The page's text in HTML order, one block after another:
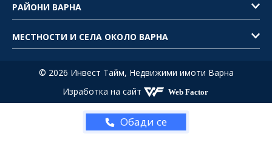
РАЙОНИ ВАРНА
МЕСТНОСТИ И СЕЛА ОКОЛО ВАРНА
© 2026 Инвест Тайм, Недвижими имоти Варна
Изработка на сайт
Обади се